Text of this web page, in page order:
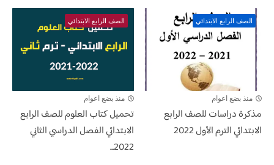
الصف الرابع الابتدائي
منذ بضع اعوام
مذكرة دراسات للصف الرابع
الابتدائي الترم الأول 2022
الصف الرابع الابتدائي
منذ بضع اعوام
تحميل كتاب العلوم للصف الرابع
الابتدائي الفصل الدراسي الثاني
2022...